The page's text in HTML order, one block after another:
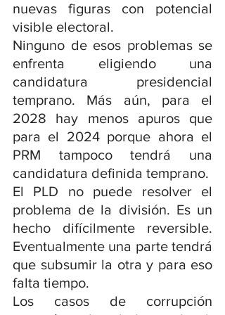
nuevas figuras con potencial
visible electoral.
Ninguno de esos problemas se
enfrenta eligiendo una
candidatura presidencial
temprano. Más aún, para el
2028 hay menos apuros que
para el 2024 porque ahora el
PRM tampoco tendrá una
candidatura definida temprano.
El PLD no puede resolver el
problema de la división. Es un
hecho difícilmente reversible.
Eventualmente una parte tendrá
que subsumir la otra y para eso
falta tiempo.
Los casos de corrupción